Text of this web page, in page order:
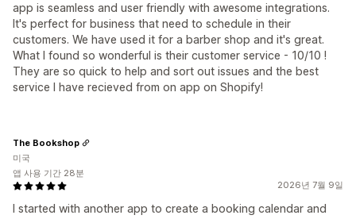
app is seamless and user friendly with awesome integrations.
It's perfect for business that need to schedule in their
customers. We have used it for a barber shop and it's great.
What I found so wonderful is their customer service - 10/10 !
They are so quick to help and sort out issues and the best
service I have recieved from on app on Shopify!
2026년 7월 9일
I started with another app to create a booking calendar and
The Bookshop
미국
앱 사용 기간 28분